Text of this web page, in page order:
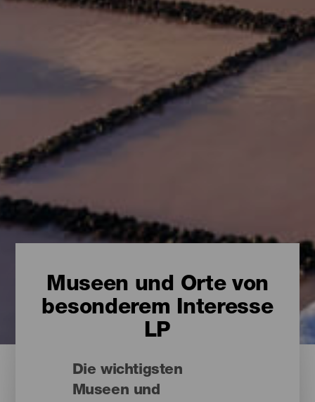
Museen und Orte von
besonderem Interesse
LP
Die wichtigsten
Museen und